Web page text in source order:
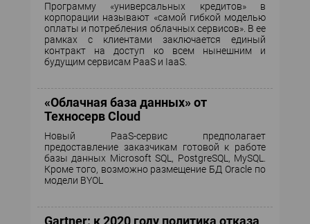
Программу «универсальных кредитов» в
корпорации называют «самой гибкой моделью
оплаты и потребления облачных сервисов». В ее
рамках с клиентами заключается единый
контракт на доступ ко всем нынешним и
будущим сервисам PaaS и IaaS.
«Облачная база данных» от
Техносерв Cloud
Новый PaaS-сервис предполагает
предоставление заказчикам готовой к работе
базы данных Microsoft SQL, PostgreSQL, MySQL.
Кроме того, возможно размещение БД Oracle по
модели BYOL
Gartner: к 2020 году политика отказа